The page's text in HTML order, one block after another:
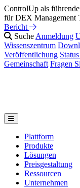
ControlUp als
für DEX Management
Bericht
Suche Anmeldung
Wissenszentrum
Veröffentlichung
Gemeinschaft Fragen
Plattform
Produkte
Lösungen
Preisgestaltung
Ressourcen
Unternehmen